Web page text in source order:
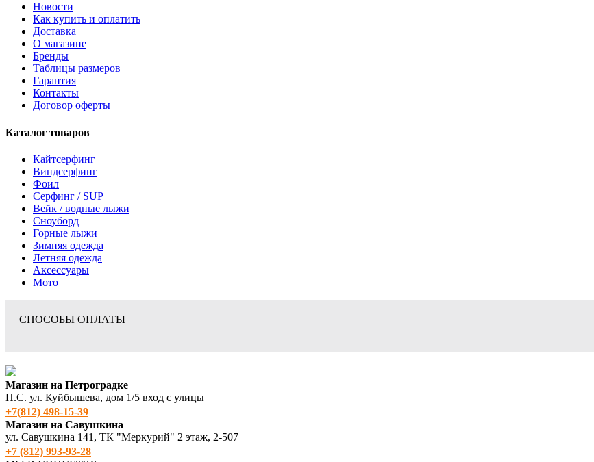
Новости
Как купить и оплатить
Доставка
О магазине
Бренды
Таблицы размеров
Гарантия
Контакты
Договор оферты
Каталог товаров
Кайтсерфинг
Виндсерфинг
Фоил
Серфинг / SUP
Вейк / водные лыжи
Сноуборд
Горные лыжи
Зимняя одежда
Летняя одежда
Аксессуары
Мото
СПОСОБЫ ОПЛАТЫ
Магазин на Петроградке
П.С. ул. Куйбышева, дом 1/5 вход с улицы
+7(812) 498‑15-39
Магазин на Савушкина
ул. Савушкина 141, ТК "Меркурий" 2 этаж, 2-507
+7 (812) 993-93-28